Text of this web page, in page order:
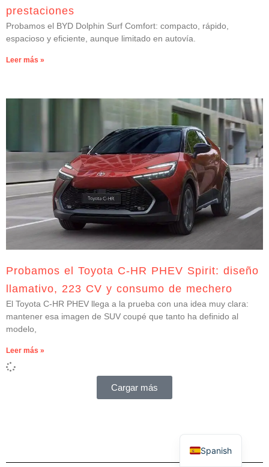
prestaciones
Probamos el BYD Dolphin Surf Comfort: compacto, rápido,
espacioso y eficiente, aunque limitado en autovía.
Leer más »
Probamos el Toyota C-HR PHEV Spirit: diseño
llamativo, 223 CV y consumo de mechero
El Toyota C-HR PHEV llega a la prueba con una idea muy clara:
mantener esa imagen de SUV coupé que tanto ha definido al
modelo,
Leer más »
Cargar más
Spanish